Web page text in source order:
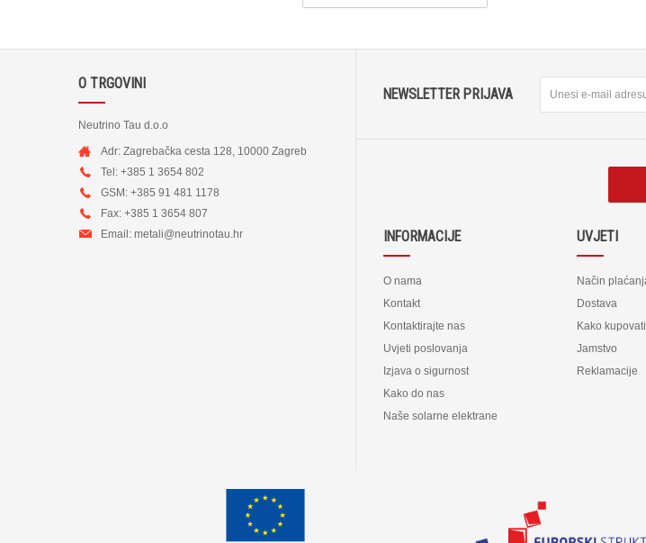
O TRGOVINI
Neutrino Tau d.o.o
Adr: Zagrebačka cesta 128, 10000 Zagreb
Tel: +385 1 3654 802
GSM: +385 91 481 1178
Fax: +385 1 3654 807
Email: metali@neutrinotau.hr
NEWSLETTER PRIJAVA
INFORMACIJE
O nama
Kontakt
Kontaktirajte nas
Uvjeti poslovanja
Izjava o sigurnost
Kako do nas
Naše solarne elektrane
UVJETI
Način
Dostava
Kako
Jamstvo
Reklamacije